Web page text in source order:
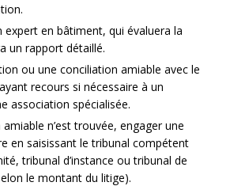
expert en bâtiment, qui évaluera la
un rapport détaillé.
ou une conciliation amiable avec le
recours si nécessaire à un
association spécialisée.
n’est trouvée, engager une
en saisissant le tribunal compétent
tribunal d’instance ou tribunal de
le montant du litige).